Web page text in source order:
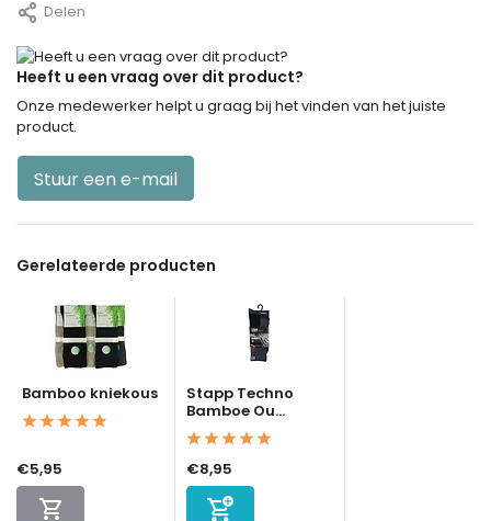
Delen
Heeft u een vraag over dit product?
Onze medewerker helpt u graag bij het vinden van het juiste
product.
Stuur een e-mail
Gerelateerde producten
Bamboo kniekous
€5,95
Stapp Techno
Bamboe Ou...
€8,95